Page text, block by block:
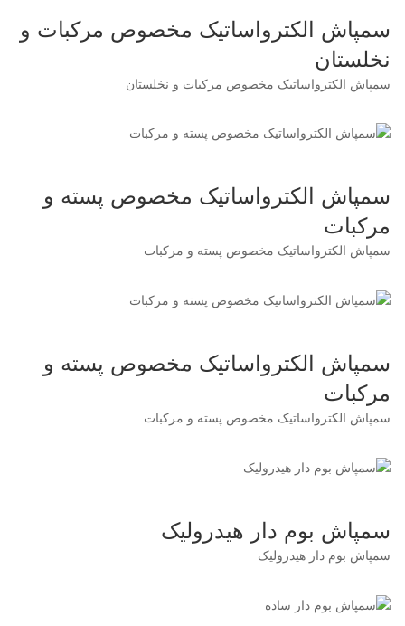
سمپاش الکترواساتیک مخصوص مرکبات و
نخلستان
سمپاش الکترواساتیک مخصوص مرکبات و نخلستان
سمپاش الکترواساتیک مخصوص پسته و
مرکبات
سمپاش الکترواساتیک مخصوص پسته و مرکبات
سمپاش الکترواساتیک مخصوص پسته و
مرکبات
سمپاش الکترواساتیک مخصوص پسته و مرکبات
سمپاش بوم دار هیدرولیک
سمپاش بوم دار هیدرولیک